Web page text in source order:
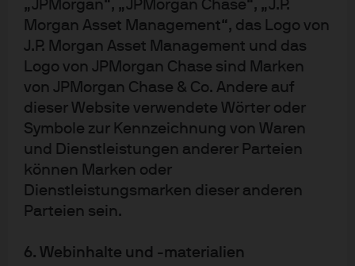
„JPMorgan“, „JPMorgan Chase“, „J.P.
Morgan Asset Management“, das Logo von
J.P. Morgan Asset Management und das
Logo von JPMorgan Chase sind Marken
von JPMorgan Chase & Co. Andere auf
dieser Website verwendete Wörter oder
Symbole zur Kennzeichnung von Waren
und Dienstleistungen anderer Parteien
können Marken oder
Dienstleistungsmarken dieser anderen
Parteien sein.
6. Webinhalte und -materialien
(069) 7124 22 75
Mail:beatrix.vogel@jpmorgan.com
Impressum